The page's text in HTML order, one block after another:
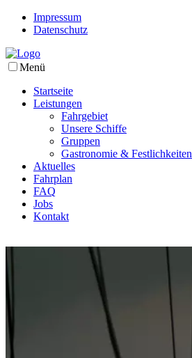
Impressum
Datenschutz
Menü
Startseite
Leistungen
Fahrgebiet
Unsere Schiffe
Gruppen
Gastronomie & Festlichkeiten
Aktuelles
Fahrplan
FAQ
Jobs
Kontakt